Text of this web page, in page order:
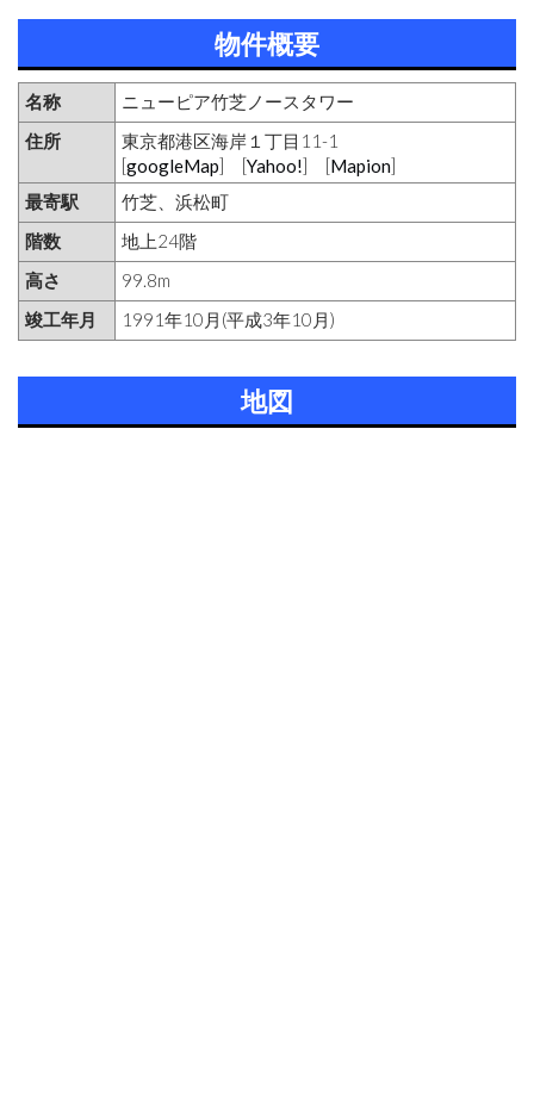
物件概要
名称
ニューピア竹芝ノースタワー
住所
東京都港区海岸１丁目11-1
[googleMap] [Yahoo!] [Mapion]
最寄駅
竹芝、浜松町
階数
地上24階
高さ
99.8m
竣工年月
1991年10月(平成3年10月)
地図